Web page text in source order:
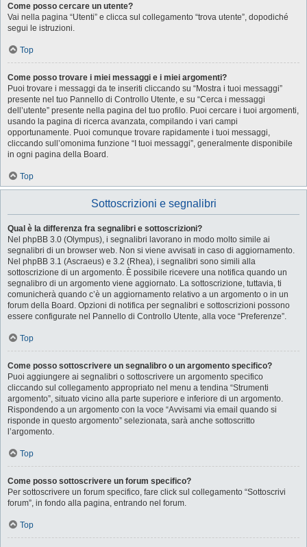
Come posso cercare un utente?
Vai nella pagina “Utenti” e clicca sul collegamento “trova utente”, dopodiché
segui le istruzioni.
Top
Come posso trovare i miei messaggi e i miei argomenti?
Puoi trovare i messaggi da te inseriti cliccando su “Mostra i tuoi messaggi”
presente nel tuo Pannello di Controllo Utente, e su “Cerca i messaggi
dell’utente” presente nella pagina del tuo profilo. Puoi cercare i tuoi argomenti,
usando la pagina di ricerca avanzata, compilando i vari campi
opportunamente. Puoi comunque trovare rapidamente i tuoi messaggi,
cliccando sull’omonima funzione “I tuoi messaggi”, generalmente disponibile
in ogni pagina della Board.
Top
Sottoscrizioni e segnalibri
Qual è la differenza fra segnalibri e sottoscrizioni?
Nel phpBB 3.0 (Olympus), i segnalibri lavorano in modo molto simile ai
segnalibri di un browser web. Non si viene avvisati in caso di aggiornamento.
Nel phpBB 3.1 (Ascraeus) e 3.2 (Rhea), i segnalibri sono simili alla
sottoscrizione di un argomento. È possibile ricevere una notifica quando un
segnalibro di un argomento viene aggiornato. La sottoscrizione, tuttavia, ti
comunicherà quando c’è un aggiornamento relativo a un argomento o in un
forum della Board. Opzioni di notifica per segnalibri e sottoscrizioni possono
essere configurate nel Pannello di Controllo Utente, alla voce “Preferenze”.
Top
Come posso sottoscrivere un segnalibro o un argomento specifico?
Puoi aggiungere ai segnalibri o sottoscrivere un argomento specifico
cliccando sul collegamento appropriato nel menu a tendina “Strumenti
argomento”, situato vicino alla parte superiore e inferiore di un argomento.
Rispondendo a un argomento con la voce “Avvisami via email quando si
risponde in questo argomento” selezionata, sarà anche sottoscritto
l’argomento.
Top
Come posso sottoscrivere un forum specifico?
Per sottoscrivere un forum specifico, fare click sul collegamento “Sottoscrivi
forum”, in fondo alla pagina, entrando nel forum.
Top